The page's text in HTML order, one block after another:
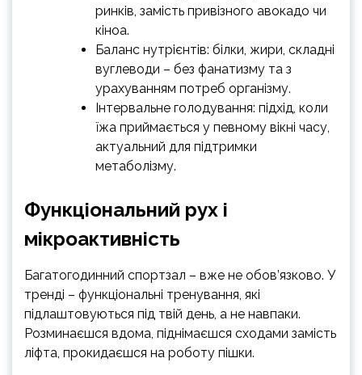
ринків, замість привізного авокадо чи
кіноа.
Баланс нутрієнтів: білки, жири, складні
вуглеводи – без фанатизму та з
урахуванням потреб організму.
Інтервальне голодування: підхід, коли
їжа приймається у певному вікні часу,
актуальний для підтримки
метаболізму.
Функціональний рух і
мікроактивність
Багатогодинний спортзал – вже не обов’язково. У
тренді – функціональні тренування, які
підлаштовуються під твій день, а не навпаки.
Розминаєшся вдома, піднімаєшся сходами замість
ліфта, прокидаєшся на роботу пішки.